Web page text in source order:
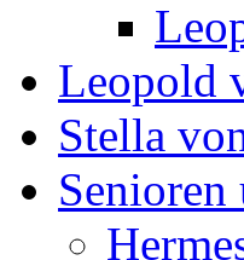
Leopold
Stella
Senioren